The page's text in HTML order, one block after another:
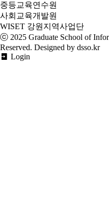
중등교육연수원
사회교육개발원
WISET 강원지역사업단
ⓒ 2025 Graduate School of
Reserved. Designed by dsso.kr
Login